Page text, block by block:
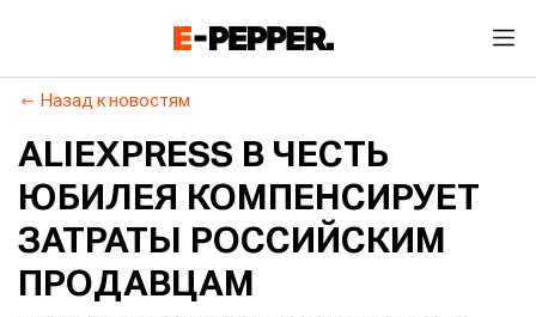
Назад к новостям
ALIEXPRESS В ЧЕСТЬ
ЮБИЛЕЯ КОМПЕНСИРУЕТ
ЗАТРАТЫ РОССИЙСКИМ
ПРОДАВЦАМ